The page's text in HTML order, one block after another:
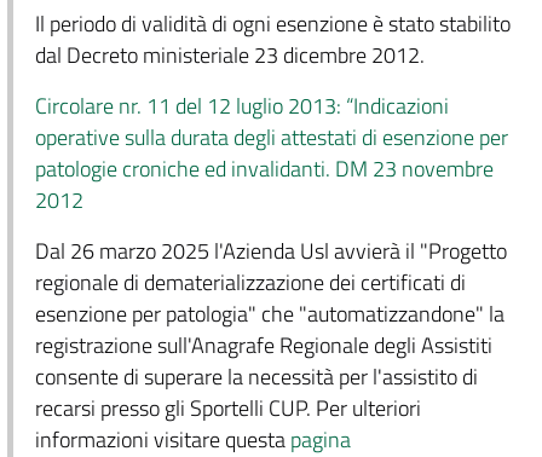
Il periodo di validità di ogni esenzione è stato stabilito
dal Decreto ministeriale 23 dicembre 2012.
Circolare nr. 11 del 12 luglio 2013: “Indicazioni
operative sulla durata degli attestati di esenzione per
patologie croniche ed invalidanti. DM 23 novembre
2012
Dal 26 marzo 2025 l'Azienda Usl avvierà il "Progetto
regionale di dematerializzazione dei certificati di
esenzione per patologia" che "automatizzandone" la
registrazione sull'Anagrafe Regionale degli Assistiti
consente di superare la necessità per l'assistito di
recarsi presso gli Sportelli CUP. Per ulteriori
informazioni visitare questapagina